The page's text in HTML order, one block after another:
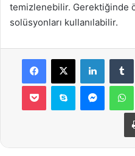
temizlenebilir. Gerektiğinde
solüsyonları kullanılabilir.
Facebook
X LinkedIn
Pocket Skype